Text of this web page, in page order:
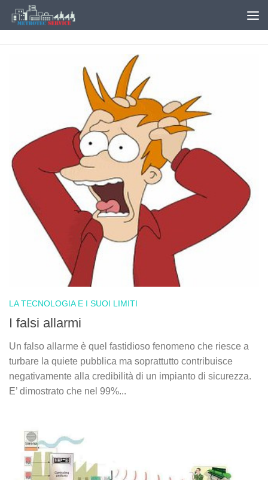
Salta al contenuto
LA TECNOLOGIA E I SUOI LIMITI
I falsi allarmi
Un falso allarme è quel fastidioso fenomeno che riesce a
turbare la quiete pubblica ma soprattutto contribuisce
negativamente alla credibilità di un impianto di sicurezza.
E’ dimostrato che nel 99%...